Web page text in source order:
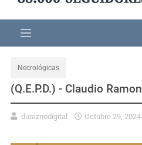
Necrológicas
(Q.E.P.D.) - Claudio
duraznodigital Octubre 29, 2024